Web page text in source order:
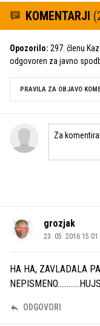
KOMENTARJI
Opozorilo: 297. členu
odgovoren za javno
PRAVILA ZA OBJAVO
grozjak
23. 05. 2016 15.01
HA HA, ZAVLADALA
ODGOVORI